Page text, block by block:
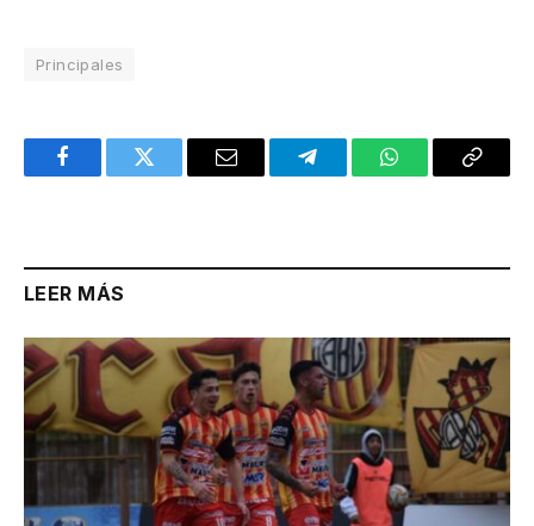
Principales
FacebookTwitter Email TelegramWhatsAppCopy
LEER MÁS